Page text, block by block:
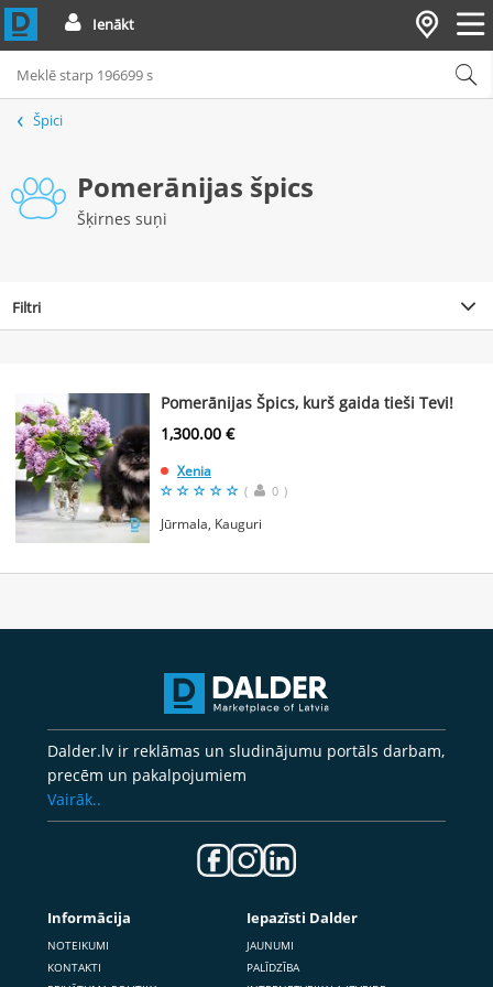
Ienākt
Špici
Pomerānijas špics
Šķirnes suņi
Filtri
Pomerānijas Špics, kurš gaida tieši Tevi!
1,300.00 €
Xenia
( 0 )
Jūrmala, Kauguri
Dalder.lv ir reklāmas un sludinājumu portāls darbam,
precēm un pakalpojumiem
Vairāk..
Informācija
NOTEIKUMI
KONTAKTI
Iepazīsti Dalder
JAUNUMI
PALĪDZĪBA